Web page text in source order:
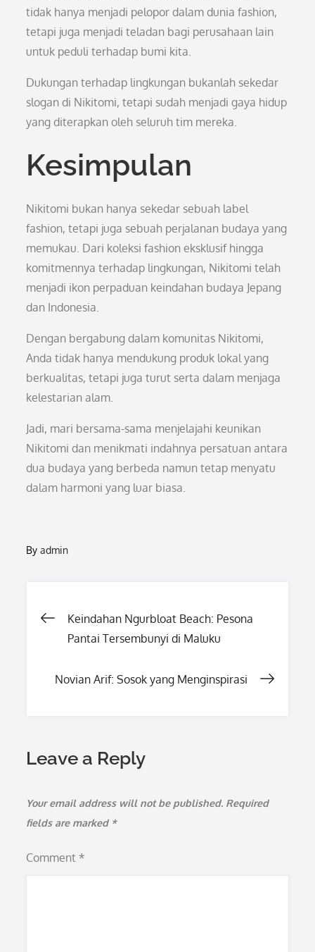
tidak hanya menjadi pelopor dalam dunia fashion,
tetapi juga menjadi teladan bagi perusahaan lain
untuk peduli terhadap bumi kita.
Dukungan terhadap lingkungan bukanlah sekedar
slogan di Nikitomi, tetapi sudah menjadi gaya hidup
yang diterapkan oleh seluruh tim mereka.
Kesimpulan
Nikitomi bukan hanya sekedar sebuah label
fashion, tetapi juga sebuah perjalanan budaya yang
memukau. Dari koleksi fashion eksklusif hingga
komitmennya terhadap lingkungan, Nikitomi telah
menjadi ikon perpaduan keindahan budaya Jepang
dan Indonesia.
Dengan bergabung dalam komunitas Nikitomi,
Anda tidak hanya mendukung produk lokal yang
berkualitas, tetapi juga turut serta dalam menjaga
kelestarian alam.
Jadi, mari bersama-sama menjelajahi keunikan
Nikitomi dan menikmati indahnya persatuan antara
dua budaya yang berbeda namun tetap menyatu
dalam harmoni yang luar biasa.
Byadmin
Post
Keindahan Ngurbloat Beach: Pesona
Pantai Tersembunyi di Maluku
Novian Arif: Sosok yang Menginspirasi
Leave a Reply
Your email address will not be published. Required
fields are marked *
Comment *